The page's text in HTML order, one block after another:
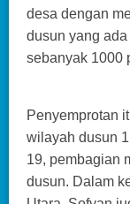
desa dengan
dusun yang
sebanyak 1000
Penyemprotan
wilayah dusun
19, pembagian
dusun. Dalam